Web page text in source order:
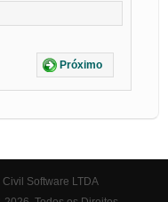
Próximo
Software LTDA